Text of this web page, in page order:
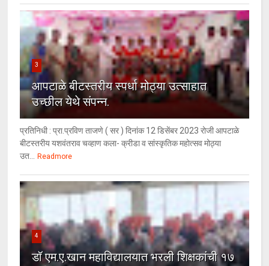
3
आपटाळे बीटस्तरीय स्पर्धा मोठ्या उत्साहात
उच्छील येथे संपन्न.
प्रतिनिधी : प्रा.प्रविण ताजणे ( सर ) दिनांक 12 डिसेंबर 2023 रोजी आपटाळे
बीटस्तरीय यशवंतराव चव्हाण कला- क्रीडा व सांस्कृतिक महोत्सव मोठ्या
उत... Readmore
4
डॉ एम.ए.खान महाविद्यालयात भरली शिक्षकांची १७